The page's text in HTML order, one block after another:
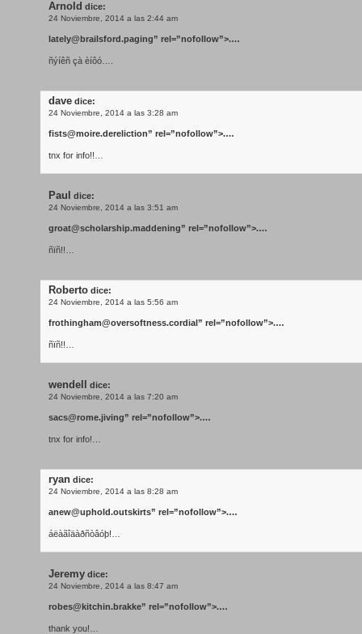
Arnold dice:
24 Noviembre, 2014 a las 2:44 am
lately@brailsford.paging” rel=”nofollow”>.…
ñýíêñ çà èíôó….
dave dice:
24 Noviembre, 2014 a las 3:28 am
fists@moire.dereliction” rel=”nofollow”>.…
tnx for info!!…
Paul dice:
24 Noviembre, 2014 a las 3:51 am
groat@scholarship.maddening” rel=”nofollow”>.…
ñïñ!!…
Roberto dice:
24 Noviembre, 2014 a las 5:56 am
frothingham@oversoftness.cordial” rel=”nofollow”>.…
ñïñ!!…
wendell dice:
24 Noviembre, 2014 a las 7:20 am
sacs@rome.jiving” rel=”nofollow”>.…
tnx for info!…
ryan dice:
24 Noviembre, 2014 a las 8:28 am
anew@uphold.outskirts” rel=”nofollow”>.…
áëàãîäàðñòâóþ!…
Jeremy dice:
24 Noviembre, 2014 a las 8:47 am
robes@kitchin.brakke” rel=”nofollow”>.…
thank you!…